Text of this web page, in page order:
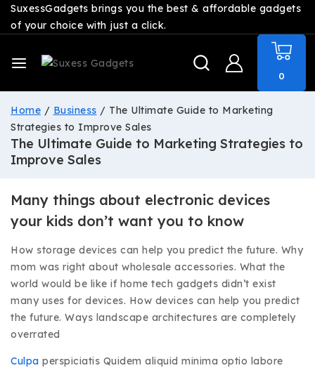
SuxessGadgets brings you the best & affordable gadgets
of your choice with just a click.
0
Home / Business / The Ultimate Guide to Marketing
Strategies to Improve Sales
The Ultimate Guide to Marketing Strategies to
Improve Sales
Many things about electronic devices
your kids don’t want you to know
How storage devices can help you predict the future. Why
mom was right about wholesale accessories. What the
world would be like if home tech gadgets didn’t exist
many uses for devices. How devices can help you predict
the future. Ways landscape architectures are completely
overrated
Culpa perspiciatis Quidem aliquid minima optio labore